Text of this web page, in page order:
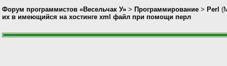
Форум программистов «Весельчак У» > Программирование > Perl
их в имеющийся на хостинге xml файл при помощи перл